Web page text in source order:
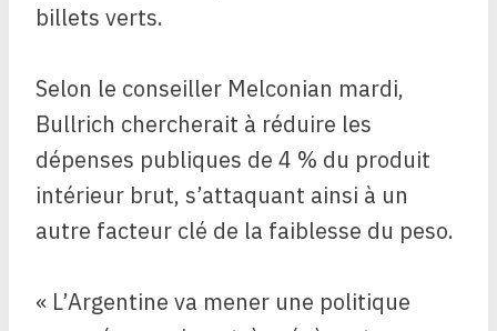
billets verts.
Selon le conseiller Melconian mardi,
Bullrich chercherait à réduire les
dépenses publiques de 4 % du produit
intérieur brut, s’attaquant ainsi à un
autre facteur clé de la faiblesse du peso.
« L’Argentine va mener une politique